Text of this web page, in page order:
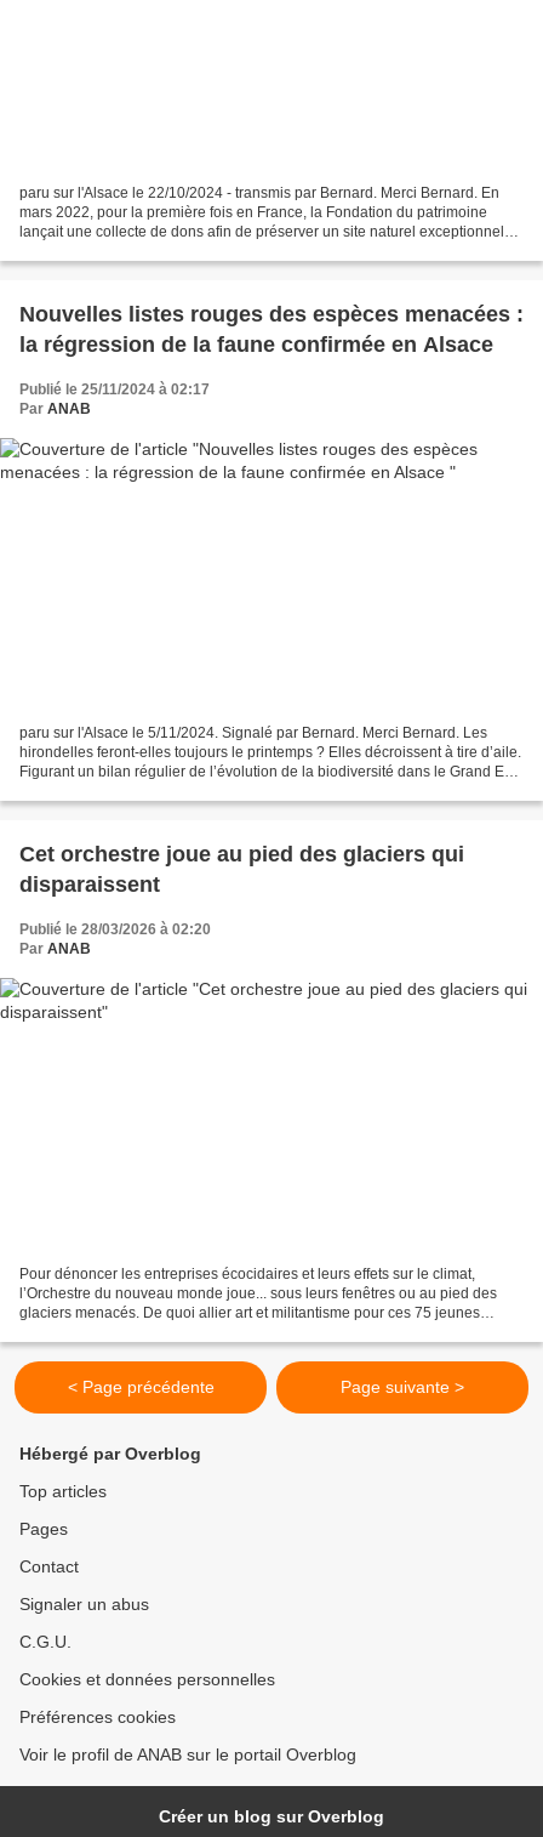
paru sur l'Alsace le 22/10/2024 - transmis par Bernard. Merci Bernard. En
mars 2022, pour la première fois en France, la Fondation du patrimoine
lançait une collecte de dons afin de préserver un site naturel exceptionnel
Nouvelles listes rouges des espèces menacées :
la régression de la faune confirmée en Alsace
Publié le 25/11/2024 à 02:17
Par ANAB
paru sur l'Alsace le 5/11/2024. Signalé par Bernard. Merci Bernard. Les
hirondelles feront-elles toujours le printemps ? Elles décroissent à tire d’aile.
Figurant un bilan régulier de l’évolution de la biodiversité dans le Grand Est,
Cet orchestre joue au pied des glaciers qui
disparaissent
Publié le 28/03/2026 à 02:20
Par ANAB
Pour dénoncer les entreprises écocidaires et leurs effets sur le climat,
l’Orchestre du nouveau monde joue... sous leurs fenêtres ou au pied des
glaciers menacés. De quoi allier art et militantisme pour ces 75 jeunes
< Page précédente Page suivante >
Hébergé par Overblog
Top articles
Pages
Contact
Signaler un abus
C.G.U.
Cookies et données personnelles
Préférences cookies
Voir le profil de ANAB sur le portail Overblog
Créer un blog sur Overblog